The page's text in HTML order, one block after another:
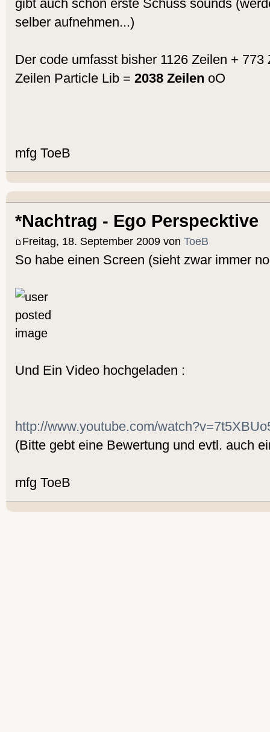
gibt auch schon erste Schuss sounds
selber aufnehmen...)
Der code umfasst bisher 1126 Zeilen +
Zeilen Particle Lib = 2038 Zeilen oO
mfg ToeB
*Nachtrag - Ego Perspecktive
Freitag, 18. September 2009 von ToeB
So habe einen Screen (sieht zwar immer
Und Ein Video hochgeladen :
http://www.youtube.com/
(Bitte gebt eine Bewertung und evtl. auch
mfg ToeB